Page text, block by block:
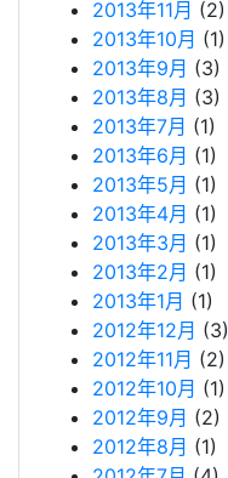
2013年11月 (2)
2013年10月 (1)
2013年9月 (3)
2013年8月 (3)
2013年7月 (1)
2013年6月 (1)
2013年5月 (1)
2013年4月 (1)
2013年3月 (1)
2013年2月 (1)
2013年1月 (1)
2012年12月 (3)
2012年11月 (2)
2012年10月 (1)
2012年9月 (2)
2012年8月 (1)